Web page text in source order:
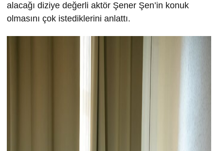
alacağı diziye değerli aktör Şener Şen’in konuk
olmasını çok istediklerini anlattı.